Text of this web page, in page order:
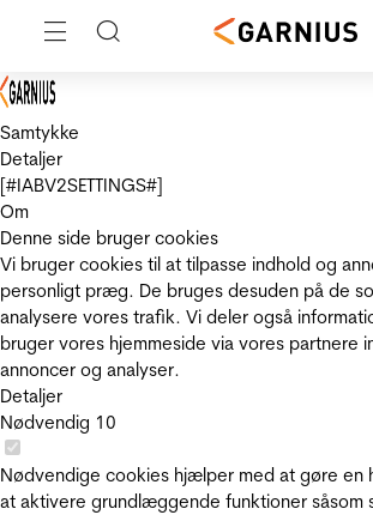
Samtykke
Detaljer
[#IABV2SETTINGS#]
Om
Denne side bruger cookies
Vi bruger cookies til at tilpasse indhold og
personligt præg. De bruges desuden på de
analysere vores trafik. Vi deler også
bruger vores hjemmeside via vores partnere
annoncer og analyser.
Detaljer
Nødvendig 10
Nødvendige cookies hjælper med at gøre en
at aktivere grundlæggende funktioner såsom